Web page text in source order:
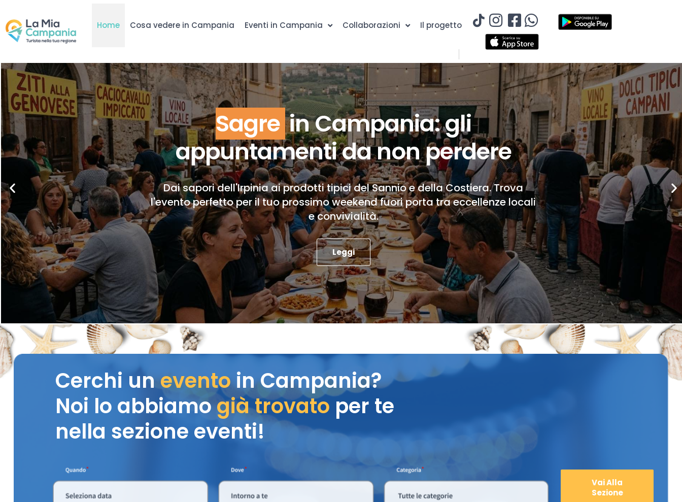
Home Cosa vedere in Campania Eventi in Campania Collaborazioni Il progetto
Sagre in Campania: gli
appuntamenti da non perdere
Dai sapori dell'Irpinia ai prodotti tipici del Sannio e della Costiera. Trova
l'evento perfetto per il tuo prossimo weekend fuori porta tra eccellenze locali
e convivialità.
Leggi
Cerchi uneventoin Campania?
Noi lo abbiamogià trovato per te
nella sezione eventi!
Vai Alla
Sezione